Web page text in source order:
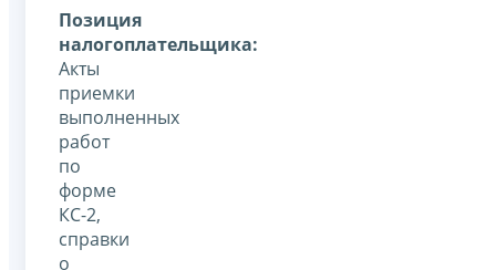
Позиция
налогоплательщика:
Акты
приемки
выполненных
работ
по
форме
КС-2,
справки
о